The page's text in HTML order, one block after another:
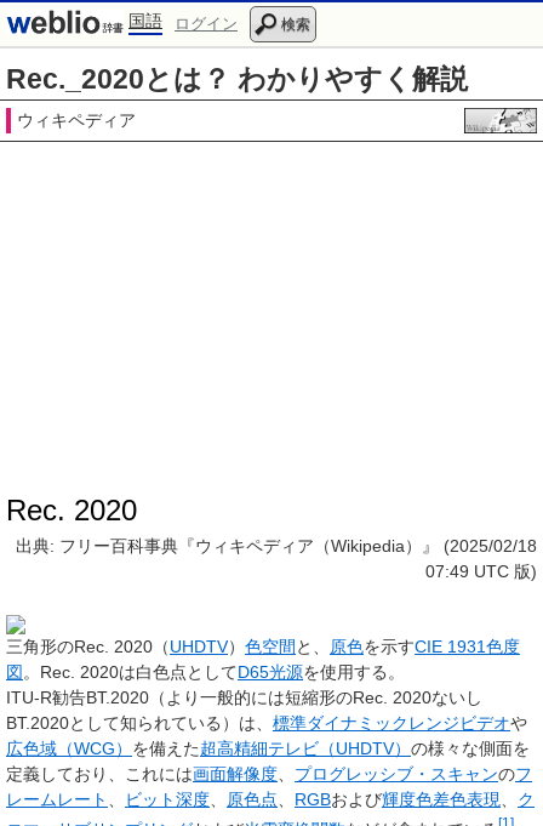
国語 ログイン 検索
Rec._2020とは？ わかりやすく解説
ウィキペディア
Rec. 2020
出典: フリー百科事典『ウィキペディア（Wikipedia）』 (2025/02/18
07:49 UTC 版)
三角形のRec. 2020（UHDTV） 色空間と、 原色を示すCIE 1931色度
図。Rec. 2020は白色点としてD65光源を使用する。
ITU-R勧告BT.2020 （より一般的には短縮形のRec. 2020ないし
BT.2020として知られている）は、 標準ダイナミックレンジビデオや
広色域（WCG） を備えた超高精細テレビ（UHDTV） の様々な側面を
定義しており、これには画面解像度 プログレッシブ・スキャンのフ
レームレート
ビット深度 原色点 RGBおよび輝度色差色表現
ク
[1 ]